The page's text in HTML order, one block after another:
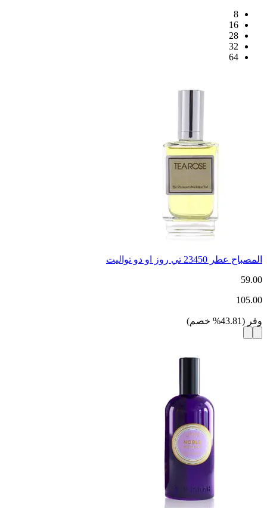
8
16
28
32
64
المصباح عطر 23450 تي روز او دو تواليت
59.00
105.00
وفر (
43.81
% خصم)